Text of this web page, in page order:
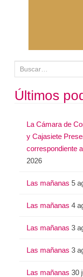
u
s
c
Últimos
La Cámara de
y Cajasiete
correspondiente
2026
Las mañanas 5
Las mañanas 4
Las mañanas 3
Las mañanas 3
Las mañanas 30